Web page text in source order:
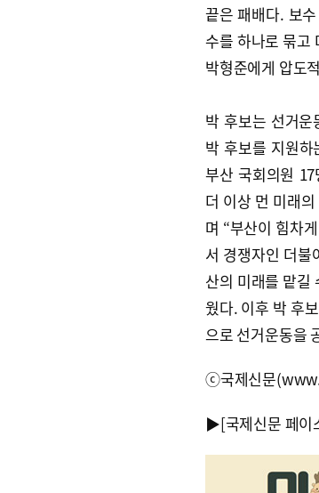
끝은 패배다. 보
수를 하나로 묶고
박형준에게 압도
박 후보는 선거
박 후보를 지원하
부산 국회의원
더 이상 먼 미래
며 “부산이 힘차
서 경쟁자인 더불
산의 미래를 맡길
웠다. 이후 박 후
으로 선거운동을
ⓒ국제신문
▶[국제신문 페이